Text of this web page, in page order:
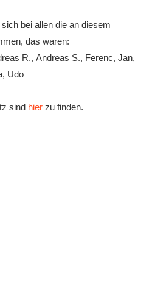
Anhalt Bitterfeld Kinder und
bei allen die an diesem
das waren:
R., Andreas S., Ferenc, Jan,
Udo
sind hier zu finden.